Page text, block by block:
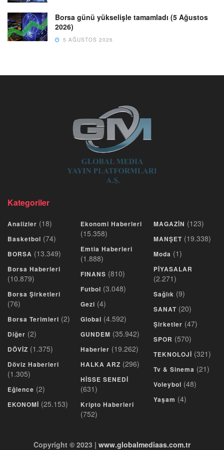
Borsa günü yükselişle tamamladı (5 Ağustos
2026)
5 AĞUSTOS 2026
Kategoriler
Analizler (18)
Basketbol (74)
BORSA (13.349)
Borsa Haberleri
(10.879)
Borsa Şirketleri
(76)
Borsa Terimleri (2)
Diğer (2)
DÖVİZ (1.375)
Döviz Haberleri
(1.305)
Eğlence (2)
EKONOMİ (25.153)
Ekonomi Haberleri
(15.358)
Emtia Haberleri
(1.888)
FINANS (810)
Futbol (3.048)
Gezi (4)
Global (4.592)
GUNDEM (35.942)
Haberler (19.262)
HALKA ARZ (296)
HİSSE SENEDİ
(631)
Kripto Haberleri
(752)
MAGAZİN (123)
MANŞET (19.338)
Moda (1)
PİYASALAR
(2.271)
Sağlık (9)
SANAT (20)
Şirketler (47)
SPOR (570)
TEKNOLOJİ (321)
Tv & Sinema (21)
Voleybol (48)
Yaşam (4)
Copyright © 2023 | www.globalmediaas.com.tr